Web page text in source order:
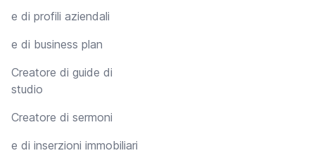
e di profili aziendali
e di business plan
Creatore di guide di
studio
Creatore di sermoni
e di inserzioni immobiliari